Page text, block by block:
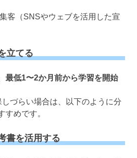
客（SNSやウェブを活用した宣
立てる
最低1〜2か月前から学習を開始
づらい場合は、以下のように分
すめです。
書を活用する